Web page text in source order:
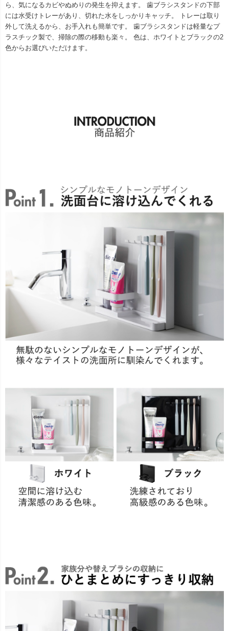
ら、気になるカビやぬめりの発生を抑えます。 歯ブラシスタンドの下部
には水受けトレーがあり、切れた水をしっかりキャッチ。 トレーは取り
外して洗えるから、お手入れも簡単です。 歯ブラシスタンドは軽量なプ
ラスチック製で、掃除の際の移動も楽々。 色は、ホワイトとブラックの2
色からお選びいただけます。